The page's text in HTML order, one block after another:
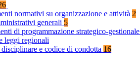
normativi su organizzazione e attività 2
generali 5
di programmazione strategico-gestionale
leggi regionali
e codice di condotta 16